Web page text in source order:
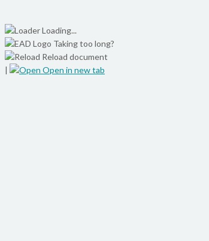
Loading...
Taking too long?
Reload document
|
Open in new tab